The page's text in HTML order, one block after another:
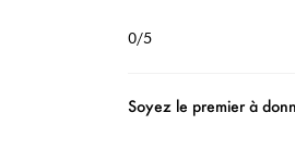
0/5
Soyez le premier à